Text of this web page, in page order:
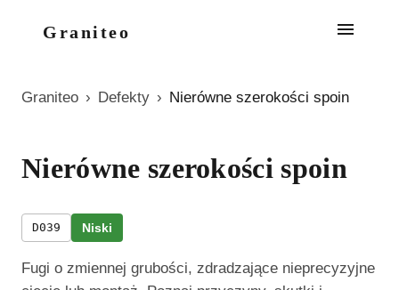
Graniteo
Graniteo › Defekty › Nierówne szerokości spoin
Nierówne szerokości spoin
D039 Niski
Fugi o zmiennej grubości, zdradzające nieprecyzyjne